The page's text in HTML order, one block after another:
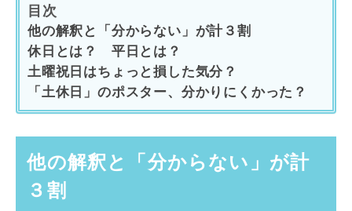
目次
他の解釈と「分からない」が計３割
休日とは？ 平日とは？
土曜祝日はちょっと損した気分？
「土休日」のポスター、分かりにくかった？
他の解釈と「分からない」が計
３割